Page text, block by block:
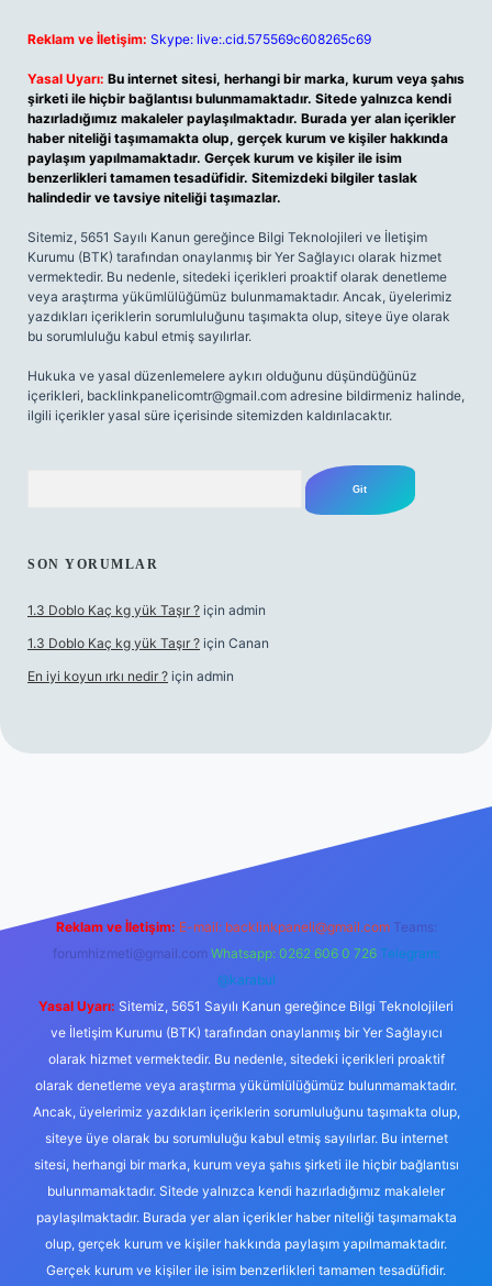
Reklam ve İletişim: Skype: live:.cid.575569c608265c69
Yasal Uyarı: Bu internet sitesi, herhangi bir marka, kurum veya şahıs
şirketi ile hiçbir bağlantısı bulunmamaktadır. Sitede yalnızca kendi
hazırladığımız makaleler paylaşılmaktadır. Burada yer alan içerikler
haber niteliği taşımamakta olup, gerçek kurum ve kişiler hakkında
paylaşım yapılmamaktadır. Gerçek kurum ve kişiler ile isim
benzerlikleri tamamen tesadüfidir. Sitemizdeki bilgiler taslak
halindedir ve tavsiye niteliği taşımazlar.
Sitemiz, 5651 Sayılı Kanun gereğince Bilgi Teknolojileri ve İletişim
Kurumu (BTK) tarafından onaylanmış bir Yer Sağlayıcı olarak hizmet
vermektedir. Bu nedenle, sitedeki içerikleri proaktif olarak denetleme
veya araştırma yükümlülüğümüz bulunmamaktadır. Ancak, üyelerimiz
yazdıkları içeriklerin sorumluluğunu taşımakta olup, siteye üye olarak
bu sorumluluğu kabul etmiş sayılırlar.
Hukuka ve yasal düzenlemelere aykırı olduğunu düşündüğünüz
içerikleri, backlinkpanelicomtr@gmail.com adresine bildirmeniz halinde,
ilgili içerikler yasal süre içerisinde sitemizden kaldırılacaktır.
SON YORUMLAR
1.3 Doblo Kaç kg yük Taşır ? için admin
1.3 Doblo Kaç kg yük Taşır ? için Canan
En iyi koyun ırkı nedir ? için admin
Reklam ve İletişim: E-mail: backlinkpaneli@gmail.com Teams:
forumhizmeti@gmail.com Whatsapp: 0262 606 0 726 Telegram:
@karabul
Yasal Uyarı: Sitemiz, 5651 Sayılı Kanun gereğince Bilgi Teknolojileri
ve İletişim Kurumu (BTK) tarafından onaylanmış bir Yer Sağlayıcı
olarak hizmet vermektedir. Bu nedenle, sitedeki içerikleri proaktif
olarak denetleme veya araştırma yükümlülüğümüz bulunmamaktadır.
Ancak, üyelerimiz yazdıkları içeriklerin sorumluluğunu taşımakta olup,
siteye üye olarak bu sorumluluğu kabul etmiş sayılırlar. Bu internet
sitesi, herhangi bir marka, kurum veya şahıs şirketi ile hiçbir bağlantısı
bulunmamaktadır. Sitede yalnızca kendi hazırladığımız makaleler
paylaşılmaktadır. Burada yer alan içerikler haber niteliği taşımamakta
olup, gerçek kurum ve kişiler hakkında paylaşım yapılmamaktadır.
Gerçek kurum ve kişiler ile isim benzerlikleri tamamen tesadüfidir.